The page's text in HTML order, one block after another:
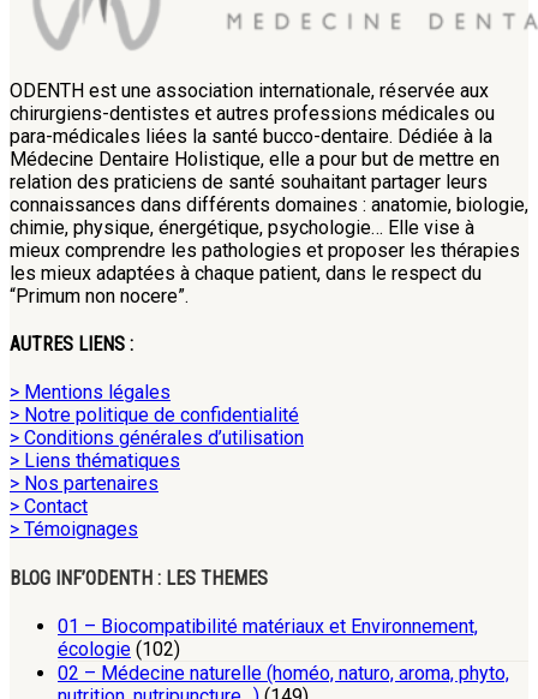
ODENTH est une association internationale, réservée aux
chirurgiens-dentistes et autres professions médicales ou
para-médicales liées la santé bucco-dentaire. Dédiée à la
Médecine Dentaire Holistique, elle a pour but de mettre en
relation des praticiens de santé souhaitant partager leurs
connaissances dans différents domaines : anatomie, biologie,
chimie, physique, énergétique, psychologie… Elle vise à
mieux comprendre les pathologies et proposer les thérapies
les mieux adaptées à chaque patient, dans le respect du
“Primum non nocere”.
AUTRES LIENS :
> Mentions légales
> Notre politique de confidentialité
> Conditions générales d’utilisation
> Liens thématiques
> Nos partenaires
> Contact
> Témoignages
BLOG INF’ODENTH : LES THEMES
01 – Biocompatibilité matériaux et Environnement,
écologie (102)
02 – Médecine naturelle (homéo, naturo, aroma, phyto,